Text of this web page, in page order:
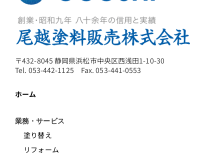
〒432-8045 静岡県浜松市中央区西浅田1-10-30
Tel. 053-442-1125 Fax. 053-441-0553
ホーム
業務・サービス
塗り替え
リフォーム